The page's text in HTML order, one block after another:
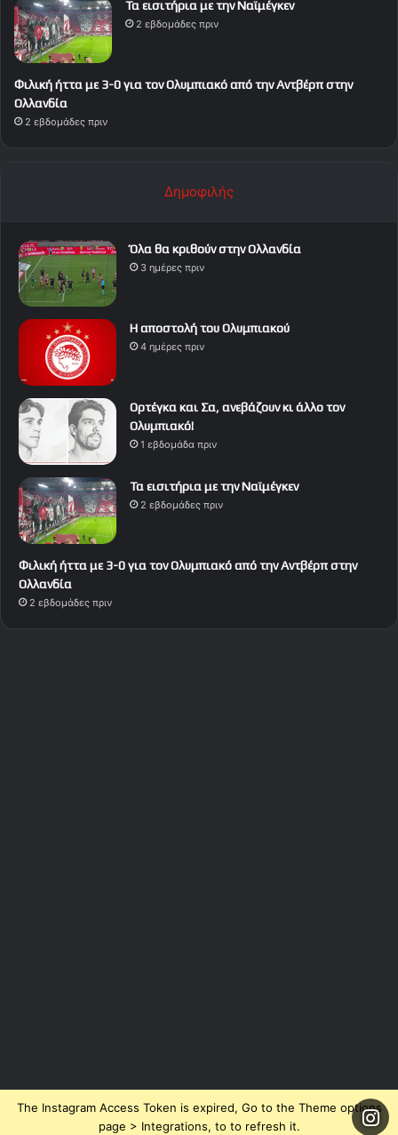
Τα εισιτήρια με την Ναϊμέγκεν
2 εβδομάδες πριν
Φιλική ήττα με 3-0 για τον Ολυμπιακό από την Αντβέρπ στην
Ολλανδία
2 εβδομάδες πριν
Δημοφιλής
Όλα θα κριθούν στην Ολλανδία
3 ημέρες πριν
Η αποστολή του Ολυμπιακού
4 ημέρες πριν
Ορτέγκα και Σα, ανεβάζουν κι άλλο τον
Ολυμπιακό!
1 εβδομάδα πριν
Τα εισιτήρια με την Ναϊμέγκεν
2 εβδομάδες πριν
Φιλική ήττα με 3-0 για τον Ολυμπιακό από την Αντβέρπ στην
Ολλανδία
2 εβδομάδες πριν
The Instagram Access Token is expired, Go to the Theme options
page > Integrations, to to refresh it.